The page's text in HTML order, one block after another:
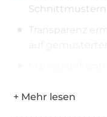
Schnittmustern
Transparenz